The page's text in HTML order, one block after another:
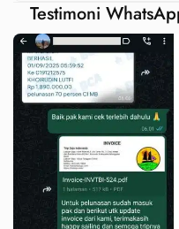
Testimoni